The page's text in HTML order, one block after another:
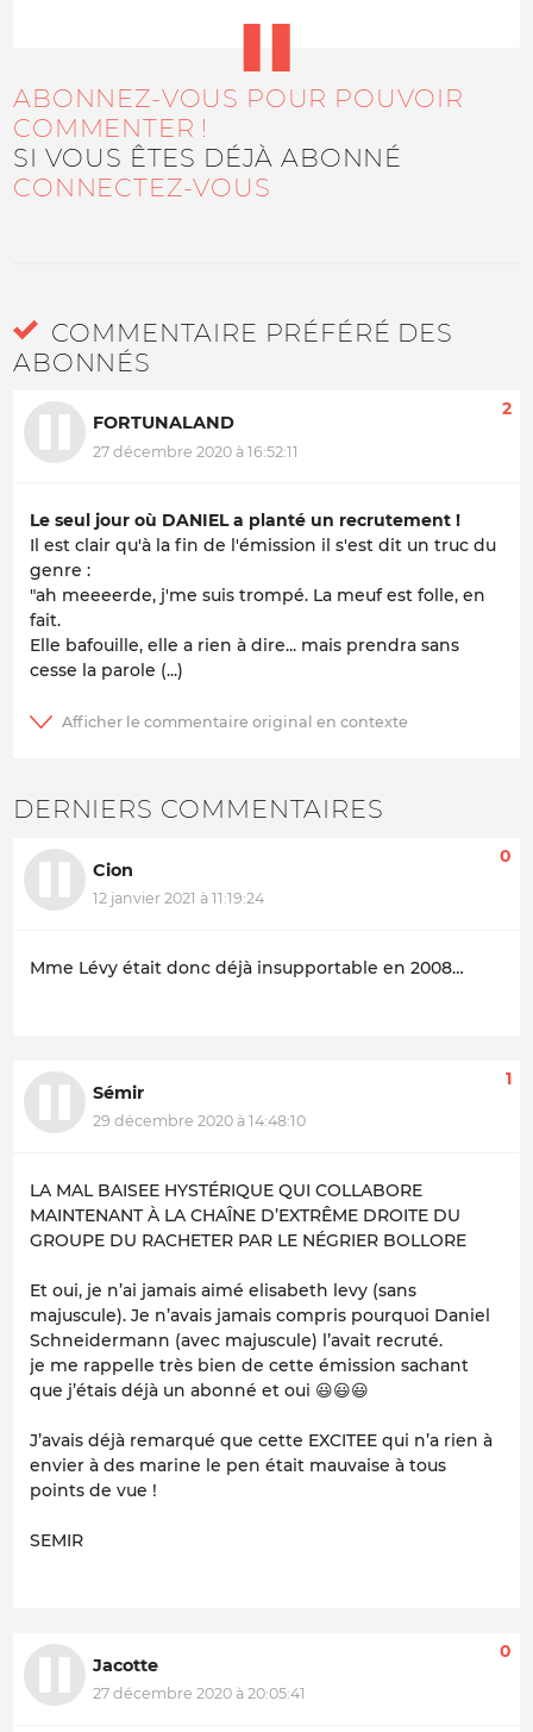
ABONNEZ-VOUS POUR POUVOIR
COMMENTER !
SI VOUS ÊTES DÉJÀ ABONNÉ
CONNECTEZ-VOUS
COMMENTAIRE PRÉFÉRÉ DES
ABONNÉS
FORTUNALAND
27 décembre 2020 à 16:52:11
2
Le seul jour où DANIEL a planté un recrutement !
Il est clair qu'à la fin de l'émission il s'est dit un truc du
genre :
"ah meeeerde, j'me suis trompé. La meuf est folle, en
fait.
Elle bafouille, elle a rien à dire... mais prendra sans
cesse la parole (...)
DERNIERS COMMENTAIRES
Cion
12 janvier 2021 à 11:19:24
0
Mme Lévy était donc déjà insupportable en 2008…
Sémir
29 décembre 2020 à 14:48:10
1
LA MAL BAISEE HYSTÉRIQUE QUI COLLABORE
MAINTENANT À LA CHAÎNE D’EXTRÊME DROITE DU
GROUPE DU RACHETER PAR LE NÉGRIER BOLLORE
Et oui, je n’ai jamais aimé elisabeth levy (sans
majuscule). Je n’avais jamais compris pourquoi Daniel
Schneidermann (avec majuscule) l’avait recruté.
je me rappelle très bien de cette émission sachant
que j’étais déjà un abonné et oui 😃😃😃
J’avais déjà remarqué que cette EXCITEE qui n’a rien à
envier à des marine le pen était mauvaise à tous
points de vue !
SEMIR
Jacotte
27 décembre 2020 à 20:05:41
0